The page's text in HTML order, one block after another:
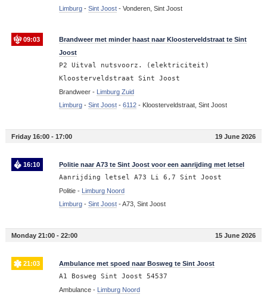
Limburg- Sint Joost- Vonderen, Sint Joost
09:03
Brandweer met minder haast naar Kloosterveldstraat te Sint
Joost
P2 Uitval nutsvoorz. (elektriciteit)
Kloosterveldstraat Sint Joost
Brandweer - Limburg Zuid
Limburg- Sint Joost- 6112- Kloosterveldstraat, Sint Joost
Friday 16:00 - 17:00 19 June 2026
16:10 Politie naar A73 te Sint Joost voor een aanrijding met letsel
Aanrijding letsel A73 Li 6,7 Sint Joost
Politie - Limburg Noord
Limburg- Sint Joost-A73, Sint Joost
Monday 21:00 - 22:00 15 June 2026
21:03 Ambulance met spoed naar Bosweg te Sint Joost
A1 Bosweg Sint Joost 54537
Ambulance - Limburg Noord